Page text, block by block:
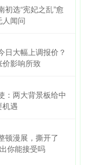
选“宪妃之乱”愈
闻问
日大幅上调报价？
影响所致
：两大背景板给中
机遇
顿漫展，撕开了
你能接受吗